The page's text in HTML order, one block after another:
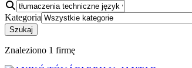
Kategoria
Szukaj
Znaleziono 1 firmę